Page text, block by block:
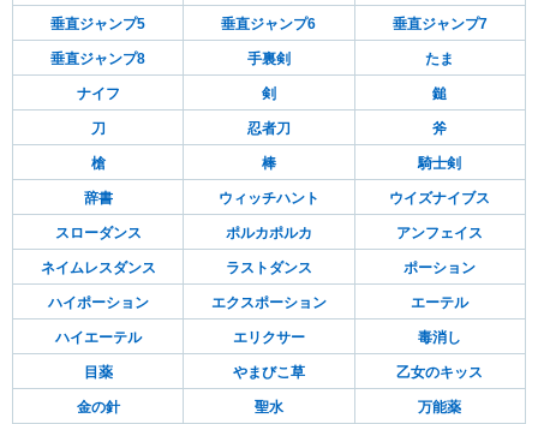
垂直ジャンプ5 垂直ジャンプ6 垂直ジャンプ7
垂直ジャンプ8 手裏剣 たま
ナイフ 剣 鎚
刀 忍者刀 斧
槍 棒 騎士剣
辞書 ウィッチハント ウイズナイブス
スローダンス ポルカポルカ アンフェイス
ネイムレスダンス ラストダンス ポーション
ハイポーション エクスポーション エーテル
ハイエーテル エリクサー 毒消し
目薬 やまびこ草 乙女のキッス
金の針 聖水 万能薬